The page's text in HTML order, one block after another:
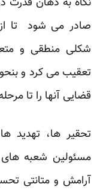
صادر می شود تا
شکلی منطقی و
تعقیب می کرد و
قضایی آنها را تا
تحقیر ها، تهدید
مسئولین شعبه
آرامش و متانتی